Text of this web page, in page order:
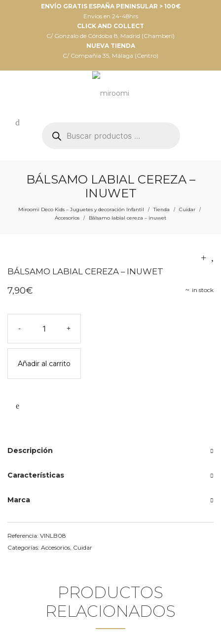
ENVÍO GRATIS ESPAÑA PENINSULAR > 100€
Envíos en 24-48hrs
CLICK AND COLLECT
C/ Gonzalo de Córdoba 8, Madrid (Chamberí)
NUEVA TIENDA
C/ Compañia 35, Málaga (Centro)
productos
BÁLSAMO LABIAL CEREZA –
INUWET
Miroomi Deco Kids – Juguetes y decoración Infantil / Tienda / Cuidar /
Accesorios / Bálsamo labial cereza – inuwet
BÁLSAMO LABIAL CEREZA – INUWET
in stock
7,90€
-
labial
cereza
inuwet
cantidad
+
Añadir al carrito
Descripción
Características
Marca
Referencia: VINLB08
Categorías: Accesorios Cuidar
PRODUCTOS
RELACIONADOS